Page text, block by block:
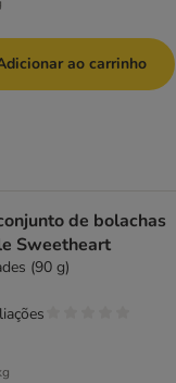
ao carrinho
de bolachas
Sweetheart
(90 g)